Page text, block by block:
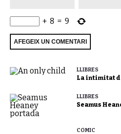
+ 8 = 9
LLIBRES
La intimitat
LLIBRES
Seamus
CÒMIC